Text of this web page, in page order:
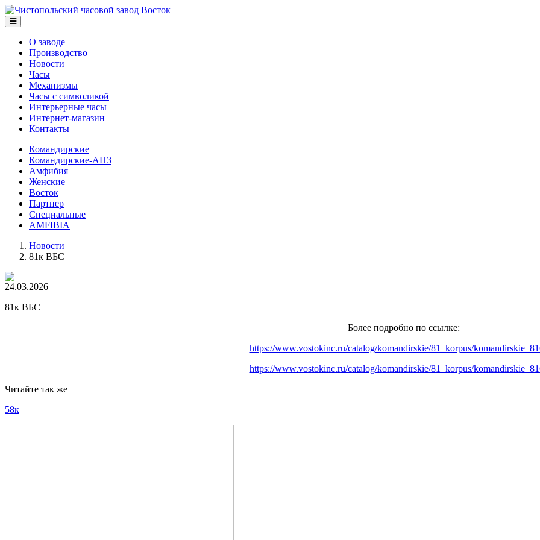
О заводе
Производство
Новости
Часы
Механизмы
Часы с символикой
Интерьерные часы
Интернет-магазин
Контакты
Командирские
Командирские-АПЗ
Амфибия
Женские
Восток
Партнер
Специальные
AMFIBIA
Новости
81к ВБС
24.03.2026
81к ВБС
Более подробно по ссылке:
https://www.vostokinc.ru/catalog/komandirskie/81_korpus/
https://www.vostokinc.ru/catalog/komandirskie/81_korpus/
Читайте так же
58к